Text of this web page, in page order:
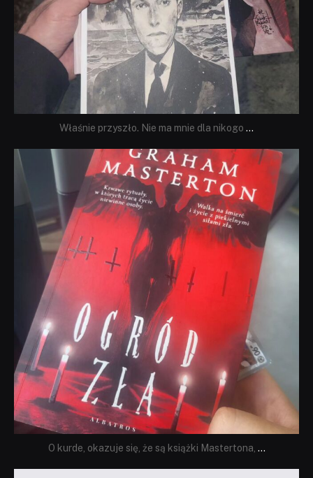
Właśnie przyszło. Nie ma mnie dla nikogo ...
dobryhorror
Sie 23
O kurde, okazuje się, że są książki Mastertona, ...